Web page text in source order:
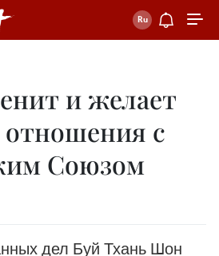
и желает
отношения с
Союзом
дел Буй Тхань Шон